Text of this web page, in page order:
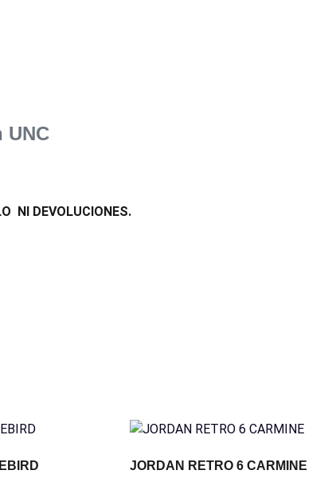
UNC
NI DEVOLUCIONES.
JORDAN RETRO 6 CARMINE